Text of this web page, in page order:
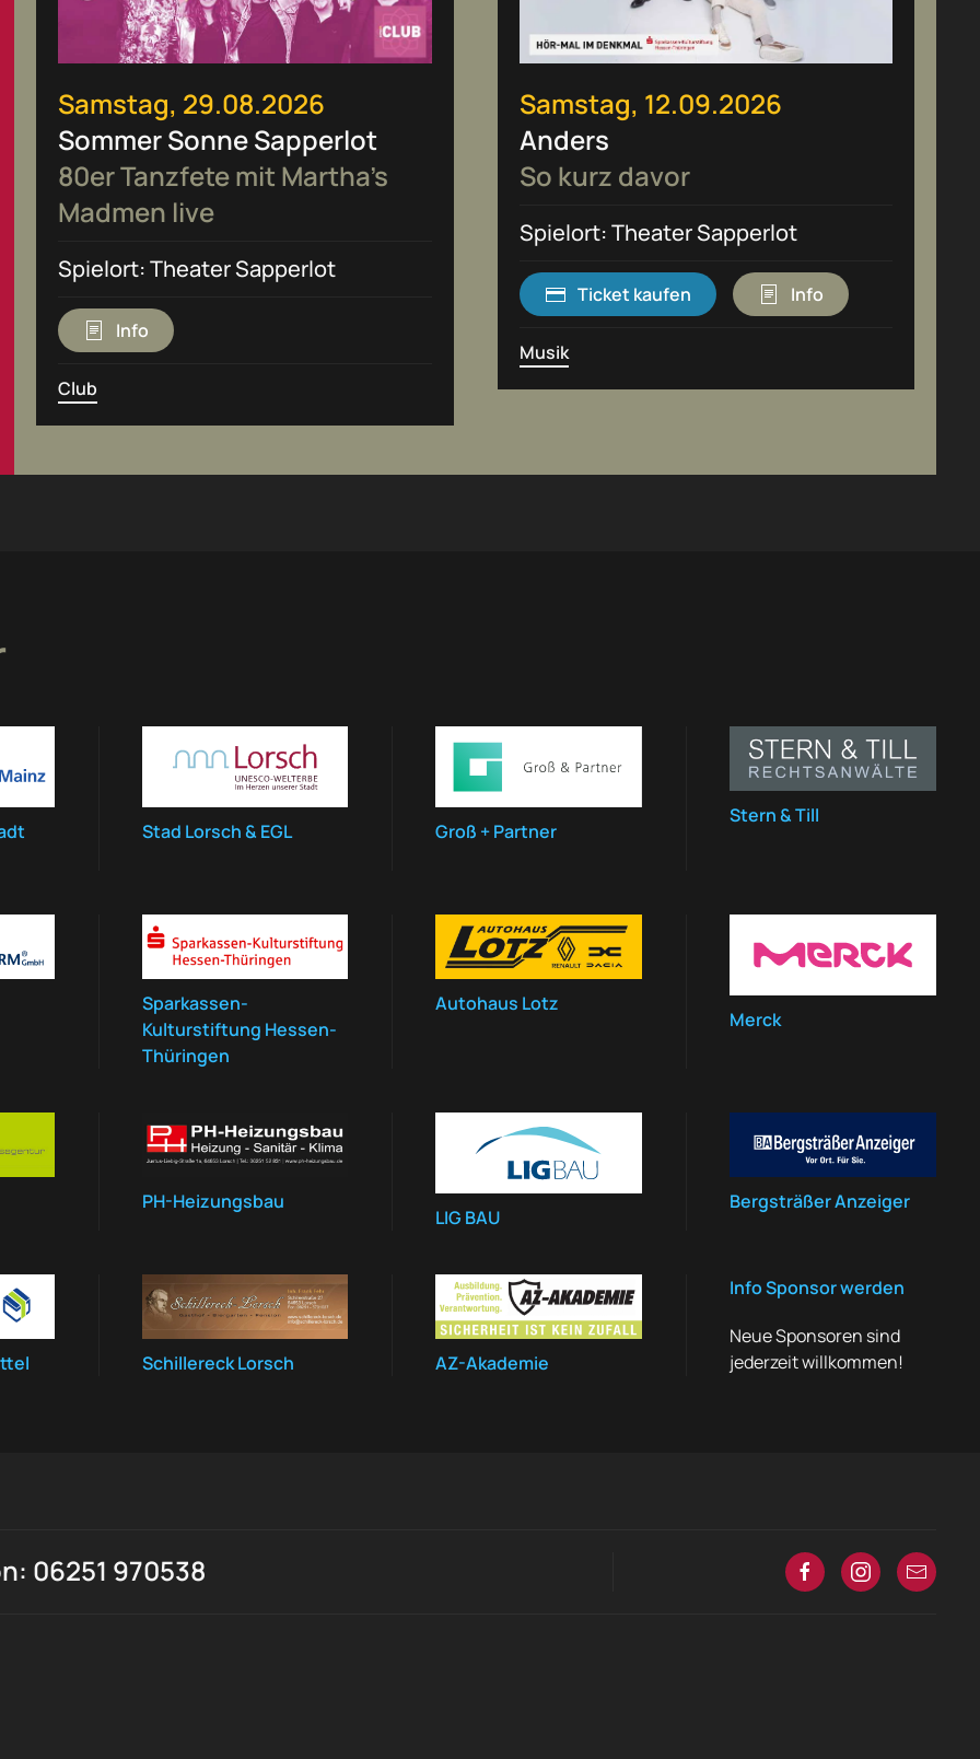
Samstag, 29.08.2026
Sommer Sonne Sapperlot
80er Tanzfete mit Martha’s
Madmen live
Spielort: Theater Sapperlot
Info
Club
Samstag, 12.09.2026
Anders
So kurz davor
Spielort: Theater Sapperlot
Ticket kaufen Info
Musik
Stad Lorsch & EGL Groß + Partner
Stern & Till
Sparkassen-
Kulturstiftung Hessen-
Thüringen
Autohaus Lotz
Merck
PH-Heizungsbau
LIG BAU
Bergsträßer Anzeiger
Schillereck Lorsch AZ-Akademie
Info Sponsor werden
Neue Sponsoren sind
jederzeit willkommen!
06251 970538